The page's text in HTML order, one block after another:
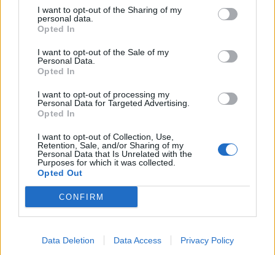
I want to opt-out of the Sharing of my
personal data.
Opted In
I want to opt-out of the Sale of my
Personal Data.
Opted In
I want to opt-out of processing my
Personal Data for Targeted Advertising.
Opted In
I want to opt-out of Collection, Use,
Retention, Sale, and/or Sharing of my
Personal Data that Is Unrelated with the
Purposes for which it was collected.
Opted Out
CONFIRM
Data Deletion Data Access Privacy Policy
incorna di testa e regala ai suoi un preziosissimo
pareggio in ottica salvezza.
ATALANTA – EMPOLI 2-2 (1-1)
MARCATORI
Maccarone, 92’ Denis
ATALANTA (4-2-3-1): Sportiello; Benalouane
Cigarini, Carmona; Estigarribia (68’
D’Alessandro), Moralez, Gomez (68’ Bianchi);
Denis. All.: Reja.
EMPOLI (4-3-1-2)
Tonelli, Rugani, Hysaj; Vecino, Valdifiori, Croce;
(59’ Zielinski). All.: Sarri.